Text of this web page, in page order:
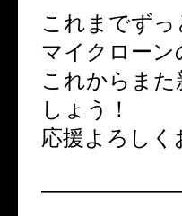
これまでず
マイクローン
これからま
しょう！
応援よろしく